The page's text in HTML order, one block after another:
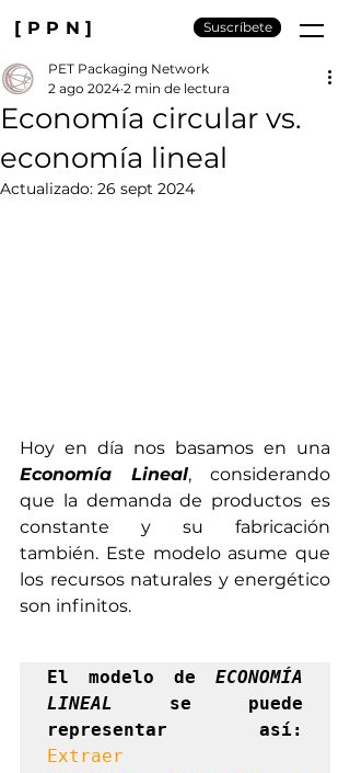
[PPN] Suscríbete
Economía circular vs.
economía lineal
PET Packaging Network
2 ago 2024 2 min de lectura
Actualizado: 26 sept 2024
Economía Lineal, considerando
que la demanda de productos es
constante y su fabricación
también. Este modelo asume que
los recursos naturales y energético
son infinitos.
El modelo de ECONOMÍA
LINEAL se puede
Extraer